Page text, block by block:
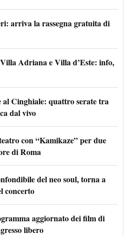
arriva la rassegna gratuita di
Adriana e Villa d’Este: info,
al Cinghiale: quattro serate tra
dal vivo
con “Kamikaze” per due
di Roma
del neo soul, torna a
concerto
aggiornato dei film di
libero